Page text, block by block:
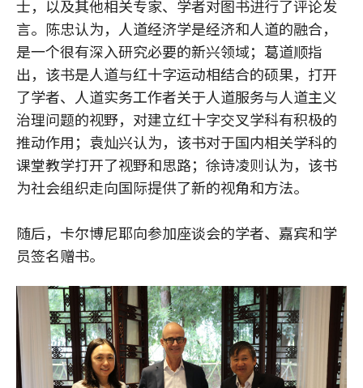
士，以及其他相关专家、学者对图书进行了评论发
言。陈忠认为，人道经济学是经济和人道的融合，
是一个很有深入研究必要的新兴领域；葛道顺指
出，该书是人道与红十字运动相结合的硕果，打开
了学者、人道实务工作者关于人道服务与人道主义
治理问题的视野，对建立红十字交叉学科有积极的
推动作用；袁灿兴认为，该书对于国内相关学科的
课堂教学打开了视野和思路；徐诗凌则认为，该书
为社会组织走向国际提供了新的视角和方法。
随后，卡尔博尼耶向参加座谈会的学者、嘉宾和学
员签名赠书。